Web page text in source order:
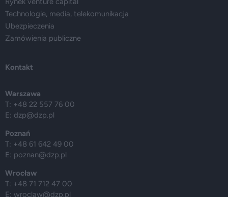
Technologie, media, telekomunikacja
Ubezpieczenia
Zamówienia publiczne
Kontakt
Warszawa
T: +48 22 557 76 00
E: dzp@dzp.pl
Poznań
T: +48 61 642 49 00
E: poznan@dzp.pl
Wrocław
T: +48 71 712 47 00
E: wroclaw@dzp.pl